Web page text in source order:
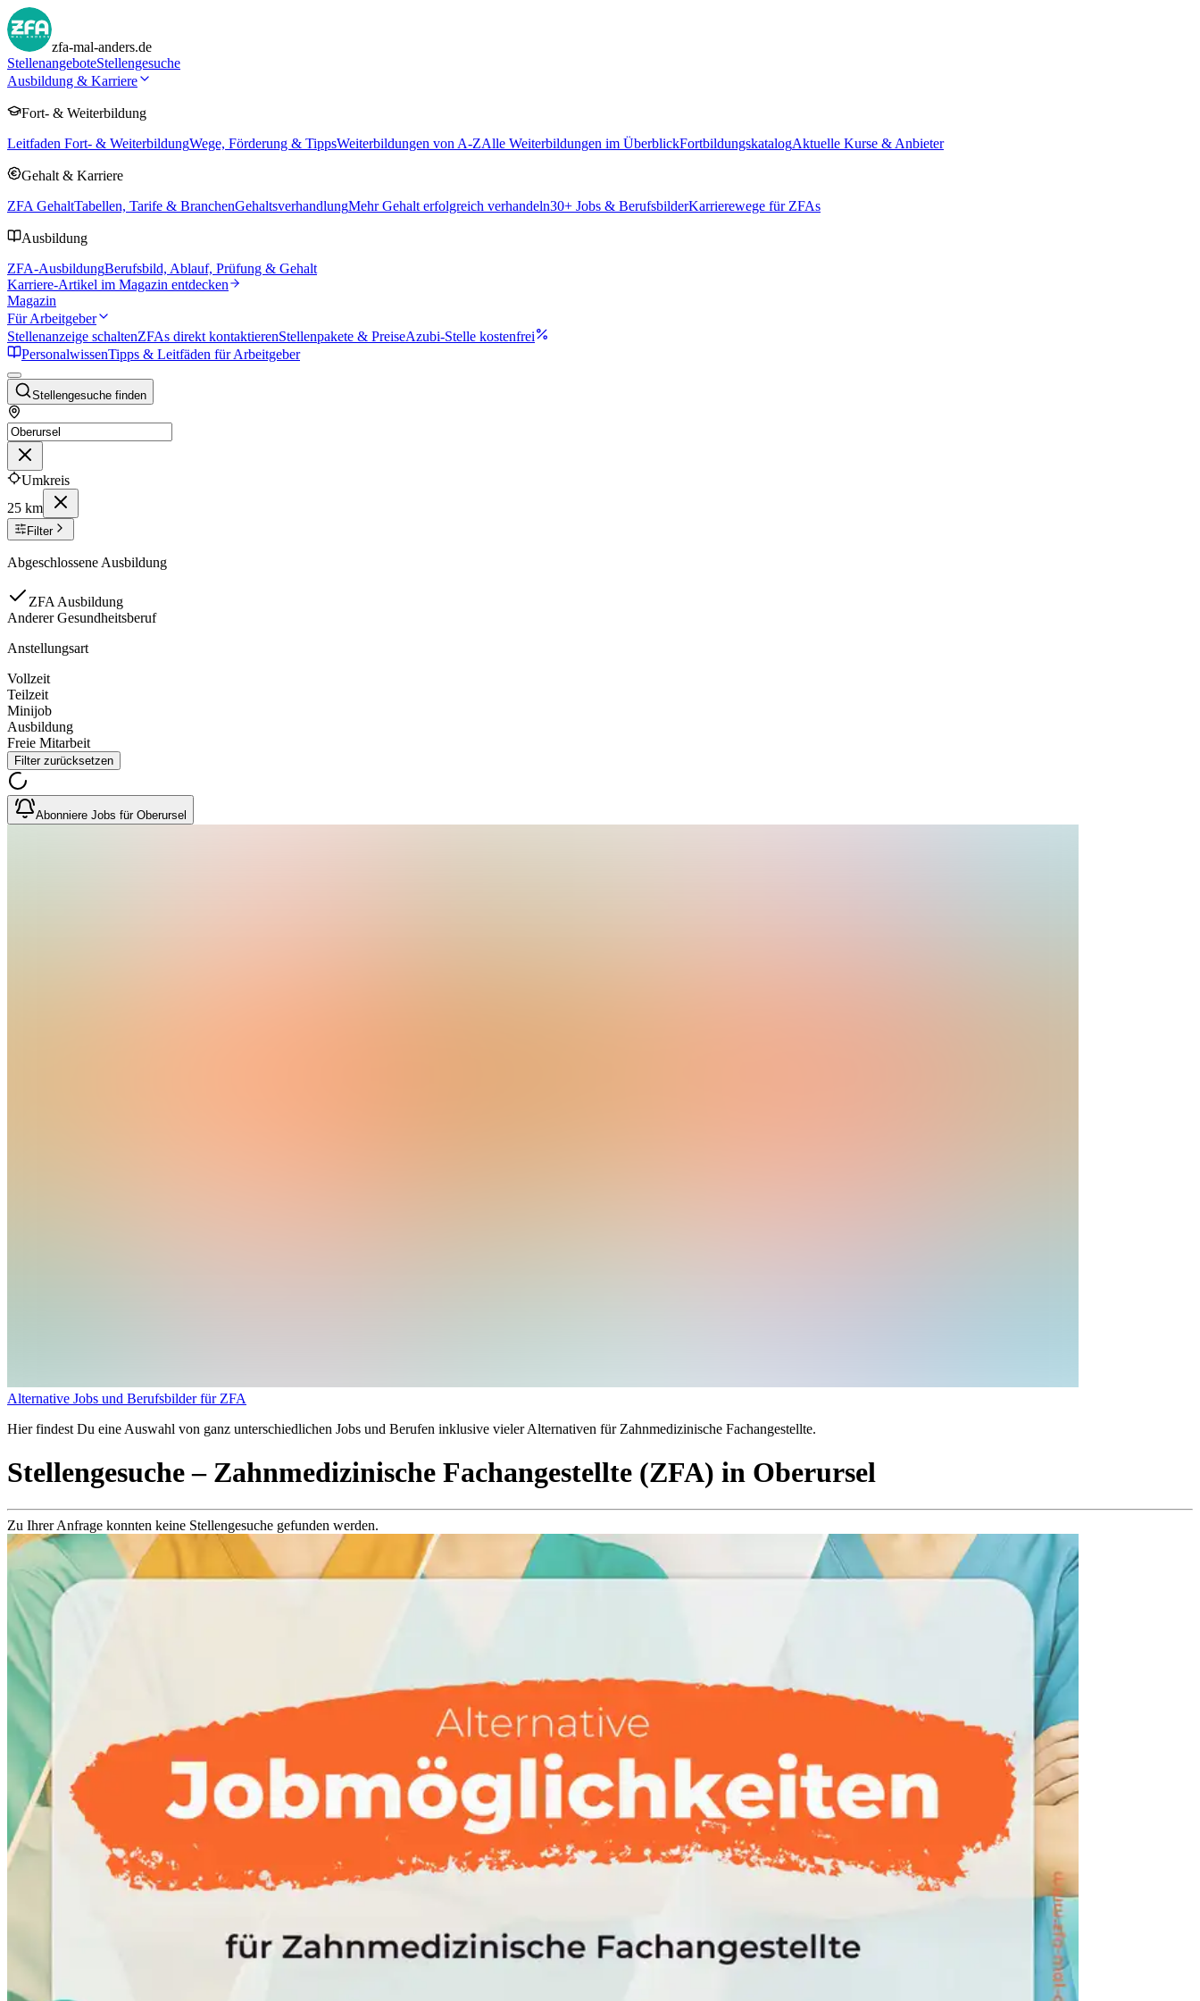
zfa-mal-anders.de
StellenangeboteStellengesuche
Ausbildung & Karriere
Fort- & Weiterbildung
Leitfaden Fort- & WeiterbildungWege, Förderung & TippsWeiterbildungen von A-ZAlle Weiterbildungen im ÜberblickFortbildungskatalogAktuelle Kurse & Anbieter
Gehalt & Karriere
ZFA GehaltTabellen, Tarife & BranchenGehaltsverhandlungMehr Gehalt erfolgreich verhandeln30+ Jobs & BerufsbilderKarrierewege für ZFAs
Ausbildung
ZFA-AusbildungBerufsbild, Ablauf, Prüfung & Gehalt
Karriere-Artikel im Magazin entdecken
Magazin
Für Arbeitgeber
Stellenanzeige schaltenZFAs direkt kontaktierenStellenpakete & PreiseAzubi-Stelle kostenfrei
PersonalwissenTipps & Leitfäden für Arbeitgeber
Stellengesuche finden
Umkreis
25 km
Filter
Abgeschlossene Ausbildung
ZFA Ausbildung
Anderer Gesundheitsberuf
Anstellungsart
Vollzeit
Teilzeit
Minijob
Ausbildung
Freie Mitarbeit
Filter zurücksetzen
Abonniere Jobs für Oberursel
Alternative Jobs und Berufsbilder für ZFA
Hier findest Du eine Auswahl von ganz unterschiedlichen Jobs und Berufen inklusive vieler Alternativen für Zahnmedizinische Fachangestellte.
Stellengesuche– Zahnmedizinische Fachangestellte (ZFA) in Oberursel
Zu Ihrer Anfrage konnten keine Stellengesuche gefunden werden.